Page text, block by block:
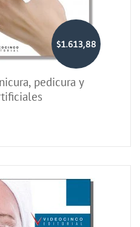
$1.613,88
pedicura y